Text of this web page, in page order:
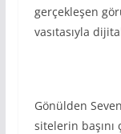
gerçekleşen
vasıtasıyla
Gönülden
sitelerin